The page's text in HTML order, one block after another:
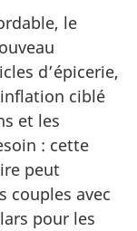
le
d’épicerie,
ciblé
et les
: cette
peut
couples avec
pour les